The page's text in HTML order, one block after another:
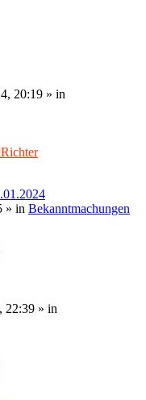
20:19 » in
» in Bekanntmachungen
22:39 » in